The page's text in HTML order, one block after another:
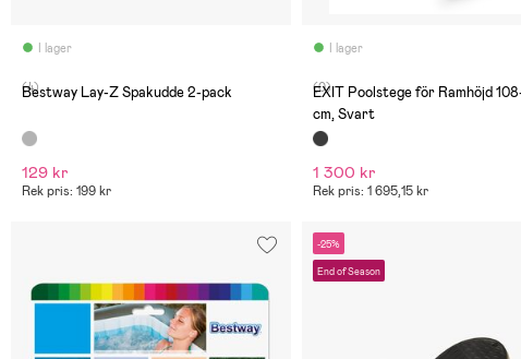
I lager
(4)
Bestway Lay-Z Spakudde 2-pack
129 kr
Rek pris: 199 kr
I lager
(0)
EXIT Poolstege för Ramhöjd
cm, Svart
1 300 kr
Rek pris: 1 695,15 kr
-25%
End of Season